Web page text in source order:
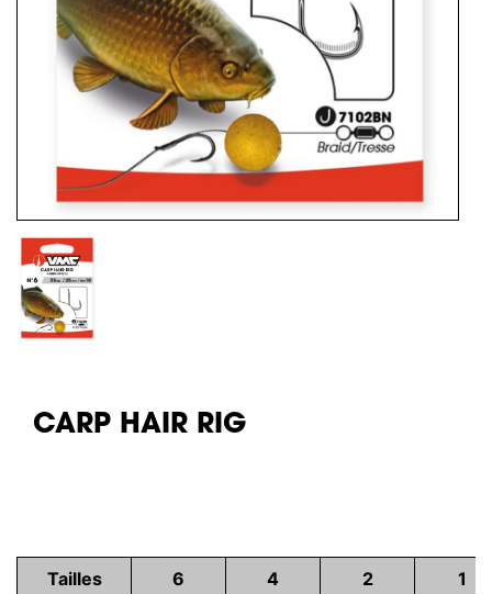
CARP HAIR RIG
Tailles 6 4 2 1